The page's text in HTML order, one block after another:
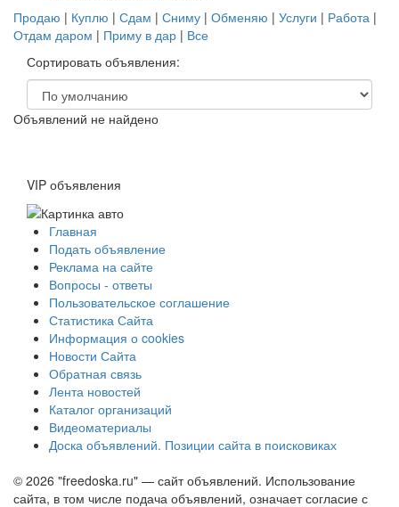
Продаю | Куплю | Сдам | Сниму | Обменяю | Услуги | Работа |
Отдам даром | Приму в дар | Все
Сортировать объявления:
Объявлений не найдено
VIP объявления
Главная
Подать объявление
Реклама на сайте
Вопросы - ответы
Пользовательское соглашение
Статистика Сайта
Информация о cookies
Новости Сайта
Обратная связь
Лента новостей
Каталог организаций
Видеоматериалы
Доска объявлений. Позиции сайта в поисковиках
© 2026 "freedoska.ru" — сайт объявлений. Использование
сайта, в том числе подача объявлений, означает согласие с